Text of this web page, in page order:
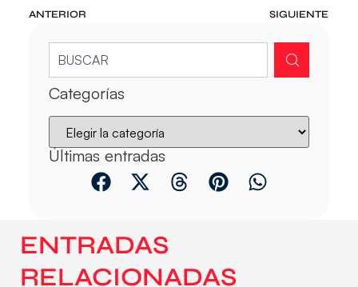
ANTERIOR SIGUIENTE
Categorías
Últimas entradas
ENTRADAS
RELACIONADAS